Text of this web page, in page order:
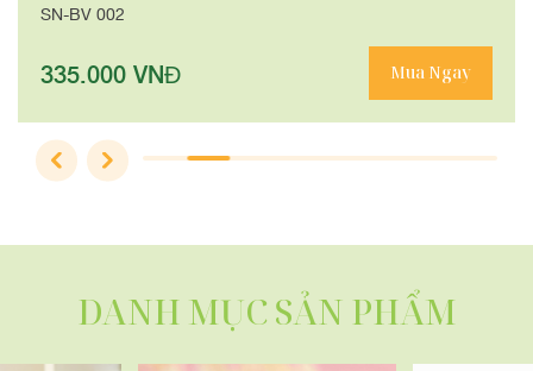
SN-BV 002
335.000 VNĐ Mua Ngay
DANH MỤC SẢN PHẨM